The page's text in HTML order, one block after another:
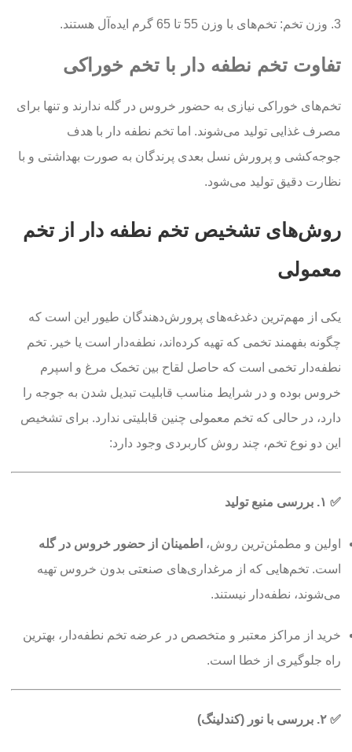
3. وزن تخم: تخم‌های با وزن 55 تا 65 گرم ایده‌آل هستند.
تفاوت تخم نطفه دار با تخم خوراکی
تخم‌های خوراکی نیازی به حضور خروس در گله ندارند و تنها برای
مصرف غذایی تولید می‌شوند. اما تخم نطفه دار با هدف
جوجه‌کشی و پرورش نسل بعدی پرندگان به صورت بهداشتی و با
نظارت دقیق تولید می‌شود.
روش‌های تشخیص تخم نطفه دار از تخم
معمولی
یکی از مهم‌ترین دغدغه‌های پرورش‌دهندگان طیور این است که
چگونه بفهمند تخمی که تهیه کرده‌اند، نطفه‌دار است یا خیر. تخم
نطفه‌دار تخمی است که حاصل لقاح بین تخمک مرغ و اسپرم
خروس بوده و در شرایط مناسب قابلیت تبدیل شدن به جوجه را
دارد، در حالی که تخم معمولی چنین قابلیتی ندارد. برای تشخیص
این دو نوع تخم، چند روش کاربردی وجود دارد:
✅ ۱. بررسی منبع تولید
اولین و مطمئن‌ترین روش، اطمینان از حضور خروس در گله
است. تخم‌هایی که از مرغداری‌های صنعتی بدون خروس تهیه
می‌شوند، نطفه‌دار نیستند.
خرید از مراکز معتبر و متخصص در عرضه تخم نطفه‌دار، بهترین
راه جلوگیری از خطا است.
✅ ۲. بررسی با نور (کندلینگ)